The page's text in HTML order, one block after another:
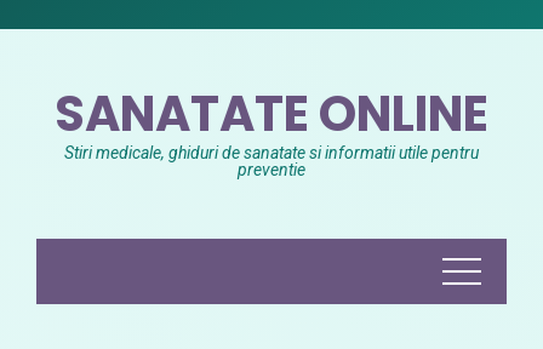
SANATATE ONLINE
Stiri medicale, ghiduri de sanatate si informatii utile pentru
preventie